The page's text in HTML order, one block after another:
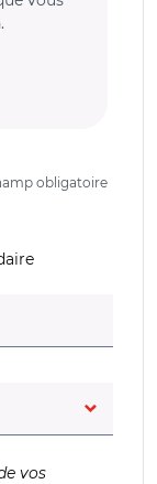
obligatoire
vos